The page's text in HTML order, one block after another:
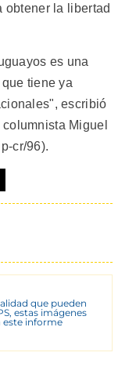
obtener la libertad
es una
tiene ya
escribió
Miguel
cr/96).
que pueden
estas imágenes
este informe